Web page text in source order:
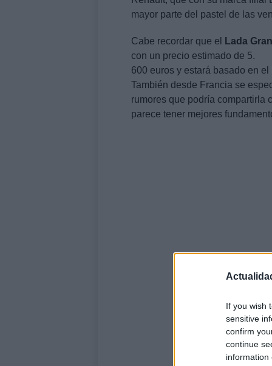
If you wish
sensitive
confirm
continue
information
mayor parte del pastel de las
Cabe recordar que el Lada
con un precio estimado de 5.
600 euros y estará basado en el
También desde Francia se
rumores que podría compartirla
parece tener mejores